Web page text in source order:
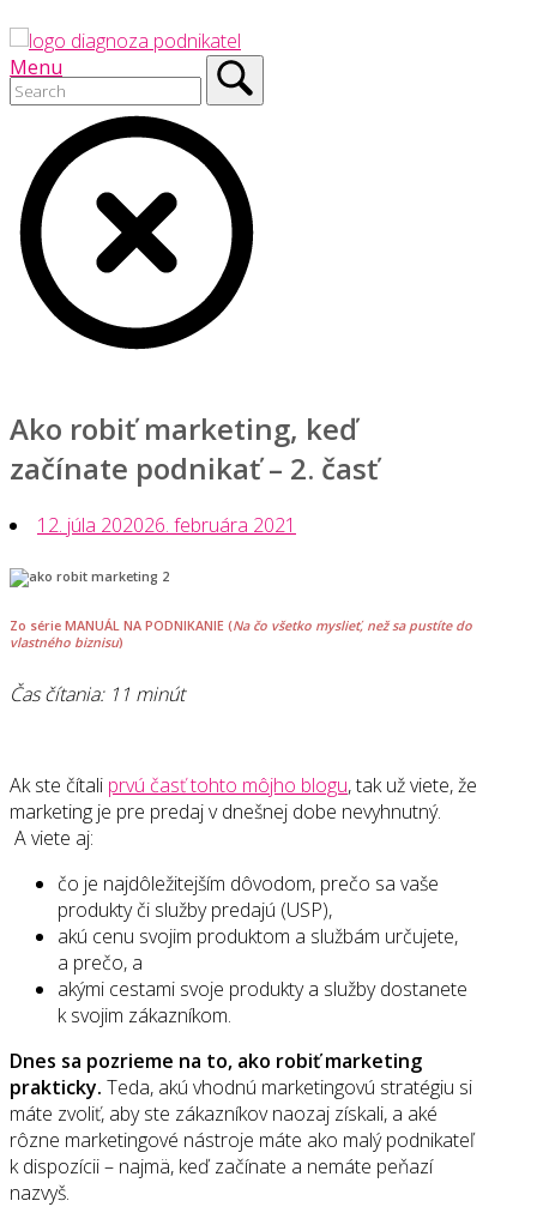
Skip
to
content
Home
Menu
Search
for:
search
bar
Ako robiť marketing, keď
začínate podnikať – 2. časť
12. júla 202026. februára 2021
Zo série MANUÁL NA PODNIKANIE (Na čo všetko myslieť, než sa pustíte do
vlastného biznisu)
Čas čítania: 11 minút
Ak ste čítali prvú časť tohto môjho blogu, tak už viete, že
marketing je pre predaj v dnešnej dobe nevyhnutný.
A viete aj:
čo je najdôležitejším dôvodom, prečo sa vaše
produkty či služby predajú (USP),
akú cenu svojim produktom a službám určujete,
a prečo, a
akými cestami svoje produkty a služby dostanete
k svojim zákazníkom.
Dnes sa pozrieme na to, ako robiť marketing
prakticky. Teda, akú vhodnú marketingovú stratégiu si
máte zvoliť, aby ste zákazníkov naozaj získali, a aké
rôzne marketingové nástroje máte ako malý podnikateľ
k dispozícii – najmä, keď začínate a nemáte peňazí
nazvyš.